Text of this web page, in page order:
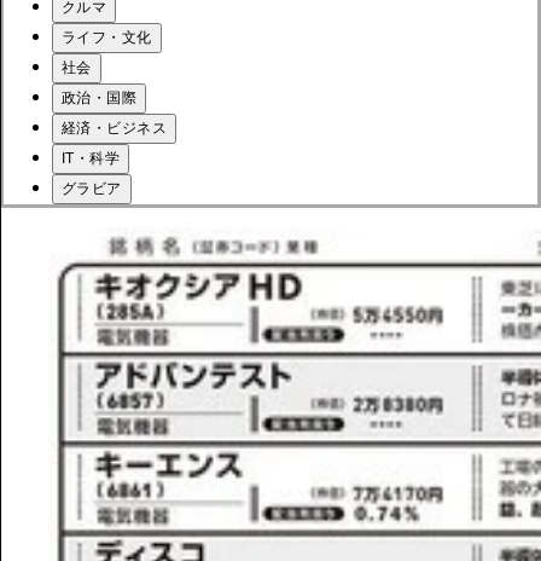
クルマ
ライフ・文化
社会
政治・国際
経済・ビジネス
IT・科学
グラビア